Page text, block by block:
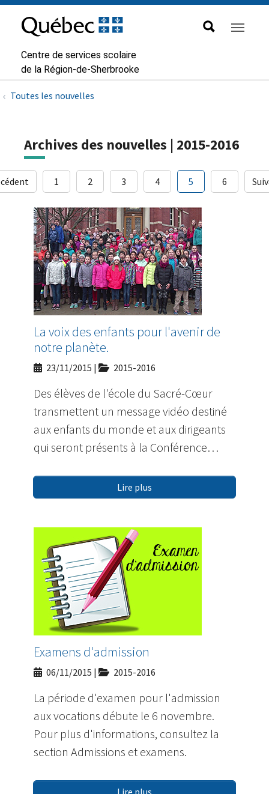
Aller à la navigation principale
Aller au contenu principal
Passer au pied de page
au
contenu
Centre de services scolaire
de la Région-de-Sherbrooke
Toutes les nouvelles
Archives des nouvelles | 2015-2016
1 2 3 4 5 6
La voix des enfants pour l'avenir de
notre planète.
23/11/2015 | 2015-2016
Des élèves de l'école du Sacré-Cœur
transmettent un message vidéo destiné
aux enfants du monde et aux dirigeants
qui seront présents à la Conférence…
Lire plus
Examens d'admission
06/11/2015 | 2015-2016
La période d'examen pour l'admission
aux vocations débute le 6 novembre.
Pour plus d'informations, consultez la
section Admissions et examens.